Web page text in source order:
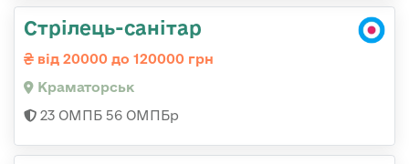
Стрілець-санітар
від 20000 до 120000 грн
Краматорськ
23 ОМПБ 56 ОМПБр